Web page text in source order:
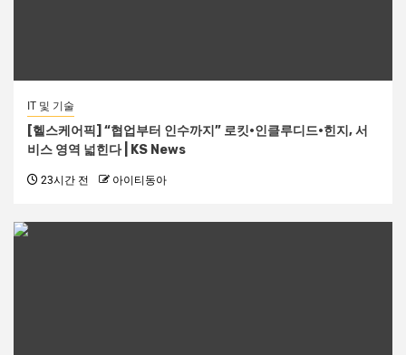
IT 및 기술
[헬스케어픽] “협업부터 인수까지” 로킷·인클루디드·힌지, 서
비스 영역 넓힌다 | KS News
23시간 전 아이티동아